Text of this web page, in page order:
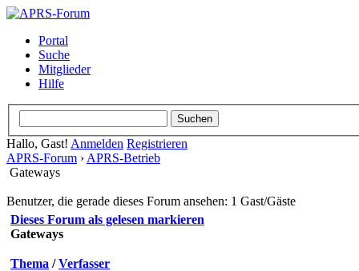
Portal
Suche
Mitglieder
Hilfe
Hallo, Gast! Anmelden Registrieren
APRS-Forum › APRS-Betrieb
Gateways
Benutzer, die gerade dieses Forum ansehen: 1 Gast/Gäste
Dieses Forum als gelesen markieren
Gateways
Thema /Verfasser